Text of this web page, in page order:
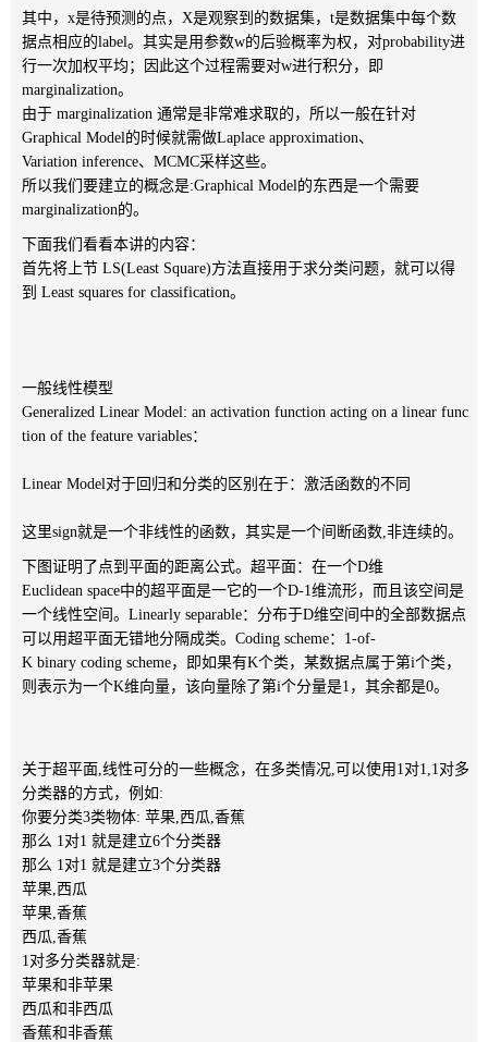
其中，x是待预测的点，X是观察到的数据集，t是数据集中每个数
据点相应的label。其实是用参数w的后验概率为权，对probability进
行一次加权平均；因此这个过程需要对w进行积分，即
marginalization。
由于 marginalization 通常是非常难求取的，所以一般在针对
Graphical Model的时候就需做Laplace approximation、
Variation inference、MCMC采样这些。
所以我们要建立的概念是:Graphical Model的东西是一个需要
marginalization的。
下面我们看看本讲的内容：
首先将上节 LS(Least Square)方法直接用于求分类问题，就可以得
到 Least squares for classification。
一般线性模型
Generalized Linear Model: an activation function acting on a linear func
tion of the feature variables：
Linear Model对于回归和分类的区别在于：激活函数的不同
这里sign就是一个非线性的函数，其实是一个间断函数,非连续的。
下图证明了点到平面的距离公式。超平面：在一个D维
Euclidean space中的超平面是一它的一个D-1维流形，而且该空间是
一个线性空间。Linearly separable：分布于D维空间中的全部数据点
可以用超平面无错地分隔成类。Coding scheme：1-of-
K binary coding scheme，即如果有K个类，某数据点属于第i个类，
则表示为一个K维向量，该向量除了第i个分量是1，其余都是0。
关于超平面,线性可分的一些概念，在多类情况,可以使用1对1,1对多
分类器的方式，例如:
你要分类3类物体: 苹果,西瓜,香蕉
那么 1对1 就是建立6个分类器
那么 1对1 就是建立3个分类器
苹果,西瓜
苹果,香蕉
西瓜,香蕉
1对多分类器就是:
苹果和非苹果
西瓜和非西瓜
香蕉和非香蕉